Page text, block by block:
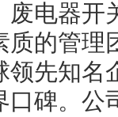
废电器开
质的管理
领先知名
口碑。公